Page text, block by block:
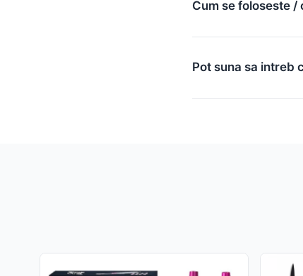
Cum se foloseste
Pot suna sa intreb